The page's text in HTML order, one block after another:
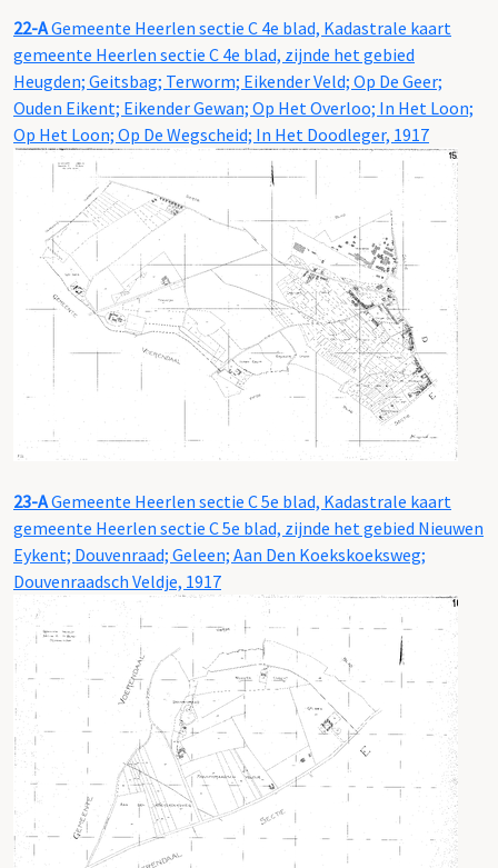
22-AGemeente Heerlen sectie C 4e blad, Kadastrale kaart
gemeente Heerlen sectie C 4e blad, zijnde het gebied
Heugden; Geitsbag; Terworm; Eikender Veld; Op De Geer;
Ouden Eikent; Eikender Gewan; Op Het Overloo; In Het Loon;
Op Het Loon; Op De Wegscheid; In Het Doodleger, 1917
23-AGemeente Heerlen sectie C 5e blad, Kadastrale kaart
gemeente Heerlen sectie C 5e blad, zijnde het gebied Nieuwen
Eykent; Douvenraad; Geleen; Aan Den Koekskoeksweg;
Douvenraadsch Veldje, 1917